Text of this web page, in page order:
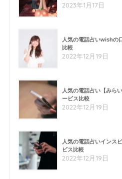
2023年1月17日
人気の電話占いwishの
比較
2022年12月19日
人気の電話占い【みら
ービス比較
2022年12月19日
人気の電話占いインス
ビス比較
2022年12月19日